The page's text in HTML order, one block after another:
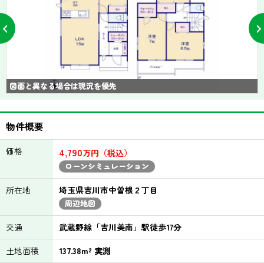
図面と異なる場合は現況を優先
物件概要
価格 4,790万円（税込）
ローンシミュレーション
所在地 埼玉県吉川市中曽根２丁目
周辺地図
交通
武蔵野線「吉川美南」駅徒歩17分
土地面積
137.38m² 実測